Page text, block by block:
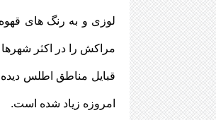
لوزی و به رنگ های
مراکش را در اکثر
قبایل مناطق اطلس
امروزه زیاد شده است.